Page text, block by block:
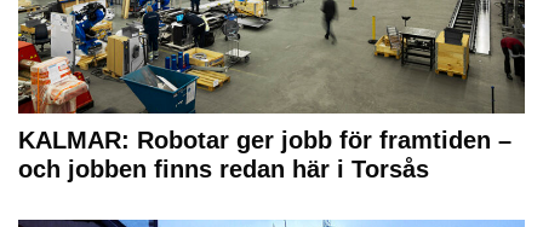
KALMAR: Robotar ger jobb för framtiden –
och jobben finns redan här i Torsås